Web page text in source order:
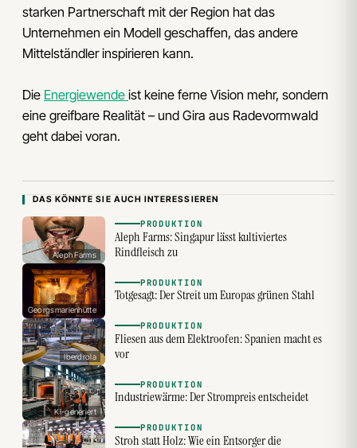
starken Partnerschaft mit der Region hat das
Unternehmen ein Modell geschaffen, das andere
Mittelständler inspirieren kann.
Die Energiewende ist keine ferne Vision mehr, sondern
eine greifbare Realität – und Gira aus Radevormwald
geht dabei voran.
DAS KÖNNTE SIE AUCH INTERESSIEREN
Aleph Farms
PRODUKTION
Aleph Farms: Singapur lässt kultiviertes
Rindfleisch zu
Georgsmarienhütte
PRODUKTION
Totgesagt: Der Streit um Europas grünen Stahl
Iberdrola
PRODUKTION
Fliesen aus dem Elektroofen: Spanien macht es
vor
KI-generiert
PRODUKTION
Industriewärme: Der Strompreis entscheidet
PRODUKTION
Stroh statt Holz: Wie ein Entsorger die